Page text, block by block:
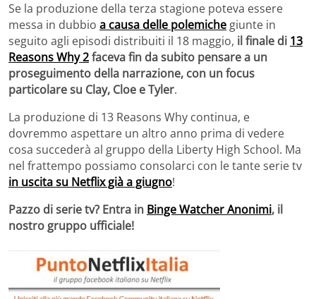
Se la produzione della terza stagione poteva essere
messa in dubbio a causa delle polemiche giunte in
seguito agli episodi distribuiti il 18 maggio, il finale di 13
Reasons Why 2faceva fin da subito pensare a un
proseguimento della narrazione, con un focus
particolare su Clay, Cloe e Tyler.
La produzione di 13 Reasons Why continua, e
dovremmo aspettare un altro anno prima di vedere
cosa succederà al gruppo della Liberty High School. Ma
nel frattempo possiamo consolarci con le tante serie tv
in uscita su Netflix già a giugno!
Pazzo di serie tv? Entra in Binge Watcher Anonimi, il
nostro gruppo ufficiale!